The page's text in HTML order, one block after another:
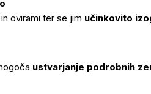
ovirami ter se jim učinkovito
ustvarjanje podrobnih